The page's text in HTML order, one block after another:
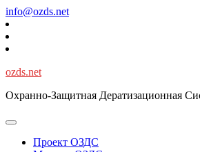
Перейти
к
содержимому
info@ozds.net
ozds.net
Охранно-Защитная Дератизационная
Проект ОЗДС